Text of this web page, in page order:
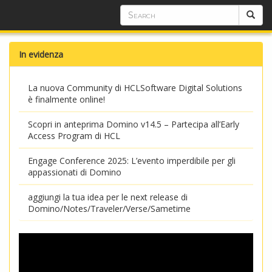
In evidenza
La nuova Community di HCLSoftware Digital Solutions
è finalmente online!
Scopri in anteprima Domino v14.5 – Partecipa all’Early
Access Program di HCL
Engage Conference 2025: L’evento imperdibile per gli
appassionati di Domino
aggiungi la tua idea per le next release di
Domino/Notes/Traveler/Verse/Sametime